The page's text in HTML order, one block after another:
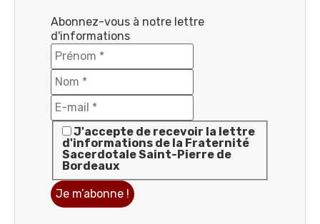
Abonnez-vous à notre lettre
d'informations
J'accepte de recevoir la lettre
d'informations de la Fraternité
Sacerdotale Saint-Pierre de
Bordeaux